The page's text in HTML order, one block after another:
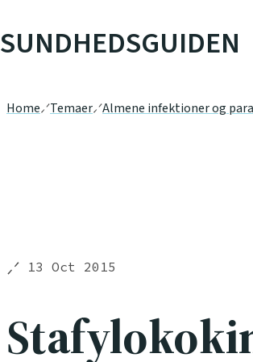
SUNDHEDSGUIDEN
Home Temaer Almene infektioner og
13 Oct 2015